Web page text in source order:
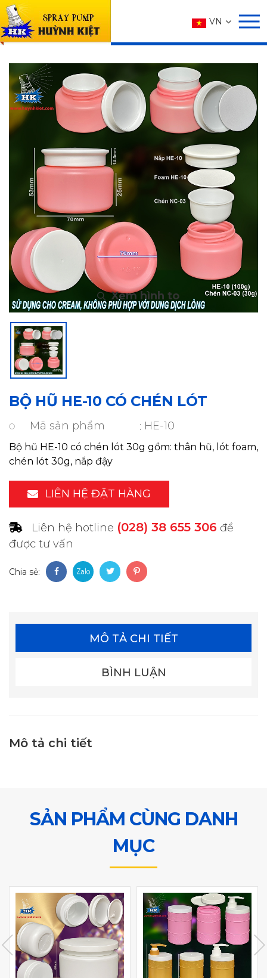
VN
SẢN PHẨM
Trang chủ SẢN PHẨM
BỘ HŨ HE-10 CÓ CHÉN LÓT
Mã sản phẩm HE-10
Bộ hũ HE-10 có chén lót 30g gồm: thân hũ, lót foam,
chén lót 30g, nắp đậy
LIÊN HỆ ĐẶT HÀNG
Liên hệ hotline (028) 38 655 306 để
được tư vấn
Chia sẻ:
MÔ TẢ CHI TIẾT
BÌNH LUẬN
Mô tả chi tiết
SẢN PHẨM CÙNG DANH
MỤC